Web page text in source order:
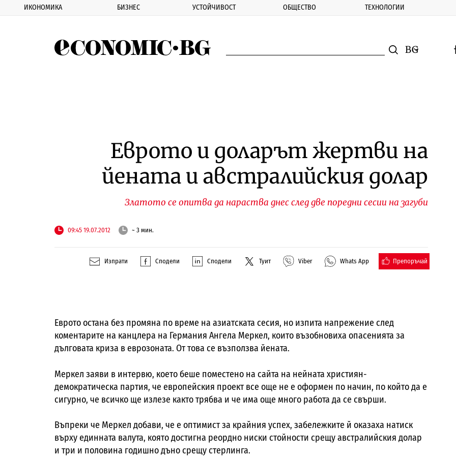
ИКОНОМИКА БИЗНЕС УСТОЙЧИВОСТ ОБЩЕСТВО ТЕХНОЛОГИИ
Смяна на
Еврото и доларът жертви на
йената и австралийския долар
Златото се опитва да нараства днес след две поредни сесии на загуби
09:45 19.07.2012 ~ 3 мин.
Изпрати Сподели Сподели Туит Viber Whats App Препоръчай
Еврото остана без промяна по време на азиатската сесия, но изпита напрежение след
коментарите на канцлера на Германия Ангела Меркел, които възобновиха опасенията за
дълговата криза в еврозоната. От това се възползва йената.
Меркел заяви в интервю, което беше поместено на сайта на нейната християн-
демократическа партия, че европейския проект все още не е оформен по начин, по който да е
сигурно, че всичко ще излезе както трябва и че има още много работа да се свърши.
Въпреки че Меркел добави, че е оптимист за крайния успех, забележките й оказаха натиск
върху единната валута, която достигна реордно ниски стойности срещу австралийския долар
и три и половина годишно дъно срещу стерлинга.